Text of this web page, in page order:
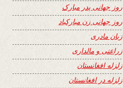
روز جهانی پدر مبارک
روز جهانی زن مبارکباد
زبان مادری
زراعتی و مالداری
زلزله افغانستان
زلزله در افغانستان